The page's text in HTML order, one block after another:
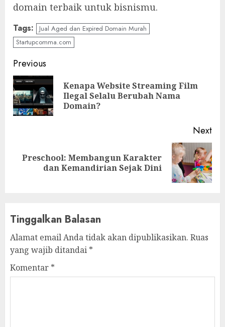
domain terbaik untuk bisnismu.
Tags:
Jual Aged dan Expired Domain Murah
Startupcomma.com
Continue
Reading
Previous
Kenapa Website Streaming Film
Ilegal Selalu Berubah Nama
Domain?
Next
Next
Preschool: Membangun Karakter
dan Kemandirian Sejak Dini
Tinggalkan Balasan
Alamat email Anda tidak akan dipublikasikan. Ruas
yang wajib ditandai *
Komentar *